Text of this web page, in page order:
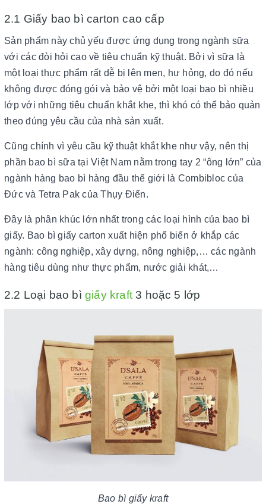
2.1 Giấy bao bì carton cao cấp
Sản phẩm này chủ yếu được ứng dụng trong ngành sữa
với các đòi hỏi cao về tiêu chuẩn kỹ thuật. Bởi vì sữa là
một loại thực phẩm rất dễ bị lên men, hư hỏng, do đó nếu
không được đóng gói và bảo vệ bởi một loại bao bì nhiều
lớp với những tiêu chuẩn khắt khe, thì khó có thể bảo quản
theo đúng yêu cầu của nhà sản xuất.
Cũng chính vì yêu cầu kỹ thuật khắt khe như vậy, nên thị
phần bao bì sữa tại Việt Nam nằm trong tay 2 “ông lớn” của
ngành hàng bao bì hàng đầu thế giới là Combibloc của
Đức và Tetra Pak của Thụy Điển.
Đây là phân khúc lớn nhất trong các loại hình của bao bì
giấy. Bao bì giấy carton xuất hiện phổ biến ở khắp các
ngành: công nghiệp, xây dựng, nông nghiệp,… các ngành
hàng tiêu dùng như thực phẩm, nước giải khát,…
2.2 Loại bao bìgiấy kraft3 hoặc 5 lớp
Bao bì giấy kraft